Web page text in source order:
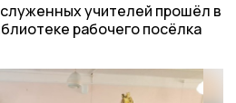
учителей прошёл в
рабочего посёлка